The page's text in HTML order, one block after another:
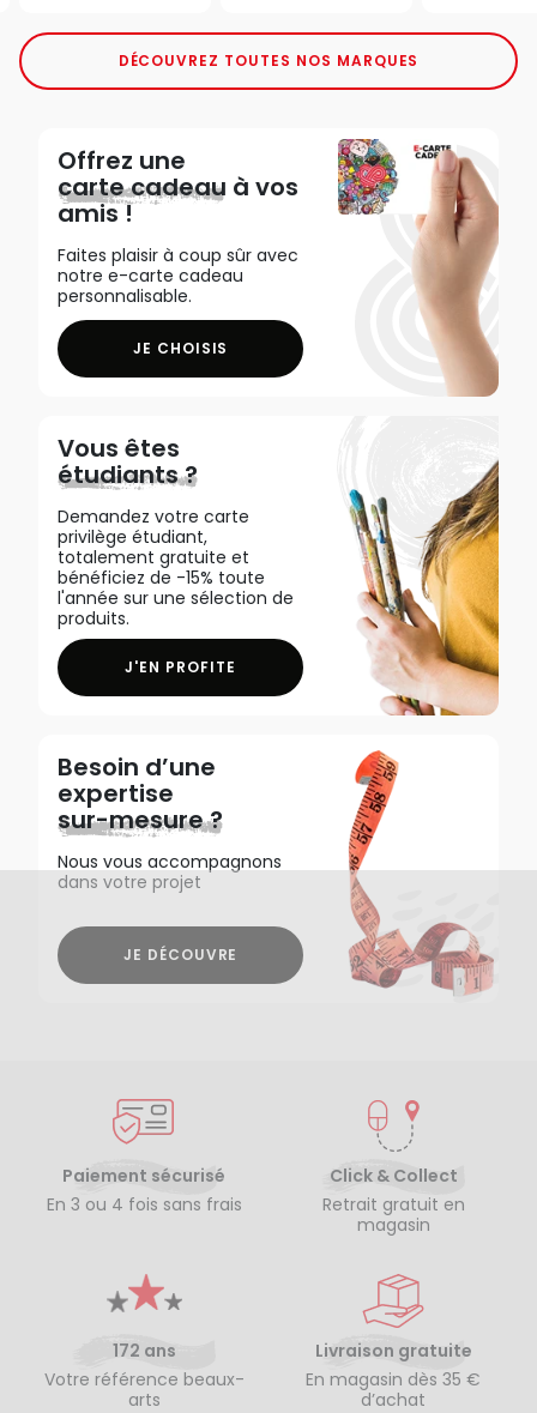
DÉCOUVREZ TOUTES NOS MARQUES
Offrez une
carte cadeau à vos
amis !
Faites plaisir à coup sûr avec
notre e-carte cadeau
personnalisable.
JE CHOISIS
Vous êtes
étudiants ?
Demandez votre carte
privilège étudiant,
totalement gratuite et
bénéficiez de -15% toute
l'année sur une sélection de
produits.
J'EN PROFITE
Besoin d’une
expertise
sur-mesure ?
Nous vous accompagnons
dans votre projet
JE DÉCOUVRE
Paiement sécurisé
En 3 ou 4 fois sans frais
Click & Collect
Retrait gratuit en
magasin
172 ans
Votre référence beaux-
arts
Livraison gratuite
En magasin dès 35 €
d’achat